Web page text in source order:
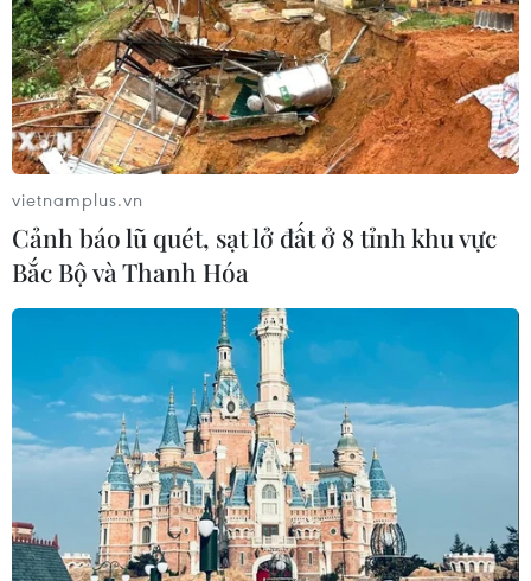
THỦY
Sở hữu trí tuệ
Quy định sử dụng
RSS
Hỗ trợ
Ngôn ngữ
TTXVN
Dịch vụ tin
Liên hệ
Giấy phép số: 1374/GP-BTTTT do Bộ Thông tin và Truyền thông
cấp ngày 11/9/2008.
Quảng cáo: Phó TBT Nguyễn Thị Tám: 093.5958688, Email:
tamvna@gmail.com
Điện thoại: (024) 39411349 - (024) 39411348, Fax: (024)
39411348
Email:vietnamplus2008@gmail.com
vietnamplus.vn
Cảnh báo lũ quét, sạt lở đất ở 8 tỉnh khu vực
Bắc Bộ và Thanh Hóa